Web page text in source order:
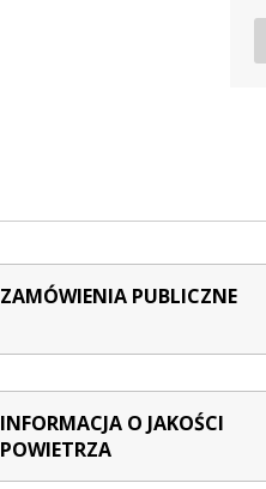
ZAMÓWIENIA PUBLICZNE
INFORMACJA O JAKOŚCI
POWIETRZA